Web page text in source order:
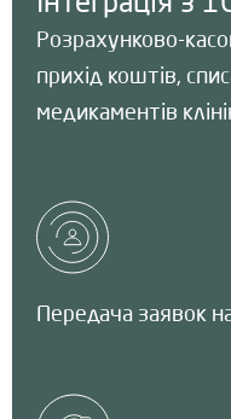
Розрахунково-
прихід коштів,
медикаментів
Передача заявок